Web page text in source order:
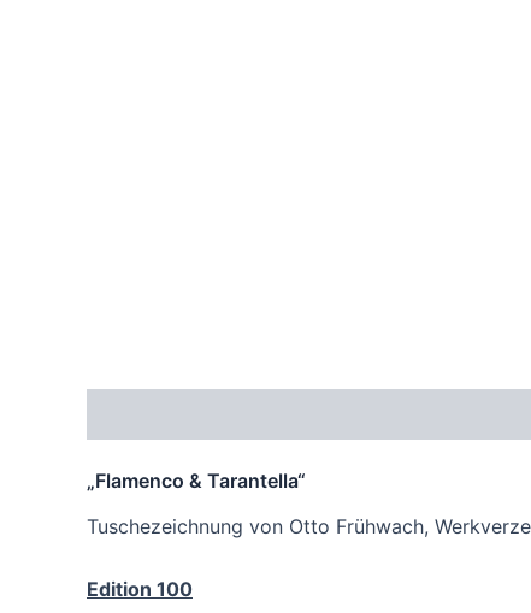
„Flamenco & Tarantella“
Tuschezeichnung von Otto Frühwach,
Edition 100